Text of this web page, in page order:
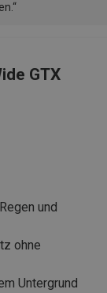
GTX
und
ohne
Untergrund